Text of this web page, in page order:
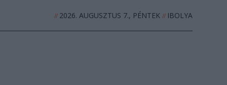
//2026. AUGUSZTUS 7., PÉNTEK //IBOLYA
ARCHÍVUM